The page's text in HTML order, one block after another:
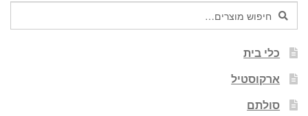
חיפוש
עבור:
חיפוש
כלי בית
ארקוסטיל
סולתם